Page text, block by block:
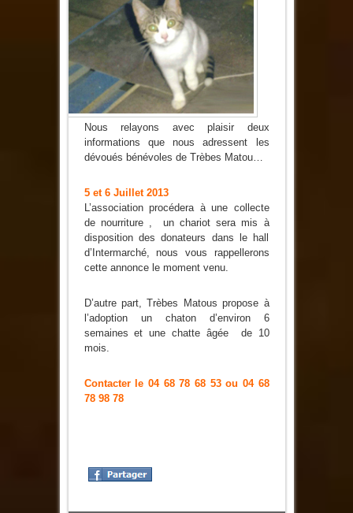
Nous relayons avec plaisir deux
informations que nous adressent les
dévoués bénévoles de Trèbes Matou…
5 et 6 Juillet 2013
L’association procédera à une collecte
de nourriture , un chariot sera mis à
disposition des donateurs dans le hall
d’Intermarché, nous vous rappellerons
cette annonce le moment venu.
D’autre part, Trèbes Matous propose à
l’adoption un chaton d’environ 6
semaines et une chatte âgée de 10
mois.
Contacter le 04 68 78 68 53 ou 04 68
78 98 78